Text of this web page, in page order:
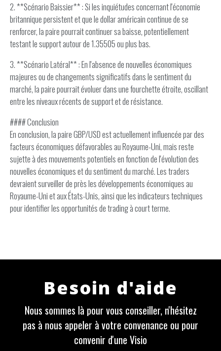
2. **Scénario Baissier** : Si les inquiétudes concernant l'économie
britannique persistent et que le dollar américain continue de se
renforcer, la paire pourrait continuer sa baisse, potentiellement
testant le support autour de 1.35505 ou plus bas.
3. **Scénario Latéral** : En l'absence de nouvelles économiques
majeures ou de changements significatifs dans le sentiment du
marché, la paire pourrait évoluer dans une fourchette étroite, oscillant
entre les niveaux récents de support et de résistance.
#### Conclusion
En conclusion, la paire GBP/USD est actuellement influencée par des
facteurs économiques défavorables au Royaume-Uni, mais reste
sujette à des mouvements potentiels en fonction de l'évolution des
nouvelles économiques et du sentiment du marché. Les traders
devraient surveiller de près les développements économiques au
Royaume-Uni et aux États-Unis, ainsi que les indicateurs techniques
pour identifier les opportunités de trading à court terme.
Besoin d'aide
Nous sommes là pour vous conseiller, n'hésitez
pas à nous appeler à votre convenance ou pour
convenir d'une Visio